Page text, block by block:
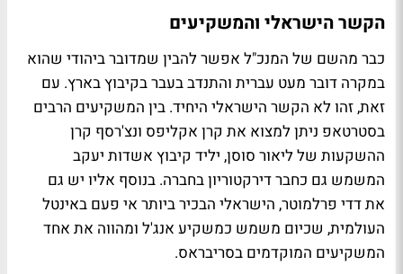
הקשר הישראלי והמשקיעים
כבר מהשם של המנכ"ל אפשר להבין שמדובר ביהודי שהוא
במקרה דובר מעט עברית והתנדב בעבר בקיבוץ בארץ. עם
זאת, זהו לא הקשר הישראלי היחיד. בין המשקיעים הרבים
בסטרטאפ ניתן למצוא את קרן אקליפס ונצ'רסף קרן
ההשקעות של ליאור סוסן, יליד קיבוץ אשדות יעקב
המשמש גם כחבר דירקטוריון בחברה. בנוסף אליו יש גם
את דדי פרלמוטר, הישראלי הבכיר ביותר אי פעם באינטל
העולמית, שכיום משמש כמשקיע אנג'ל ומהווה את אחד
המשקיעים המוקדמים בסריבראס.